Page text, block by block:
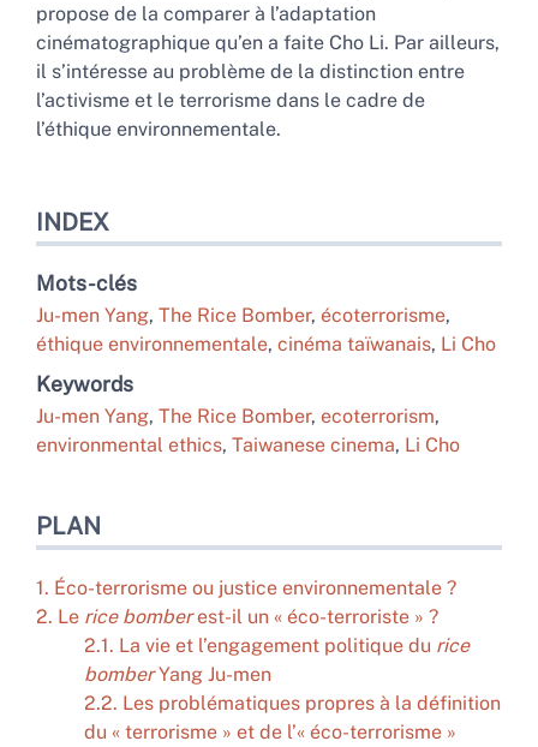
propose de la comparer à l’adaptation
cinématographique qu’en a faite Cho Li. Par ailleurs,
il s’intéresse au problème de la distinction entre
l’activisme et le terrorisme dans le cadre de
l’éthique environnementale.
INDEX
Mots-clés
Ju-men Yang, The Rice Bomber, écoterrorisme,
éthique environnementale, cinéma taïwanais, Li Cho
Keywords
Ju-men Yang, The Rice Bomber, ecoterrorism,
environmental ethics, Taiwanese cinema, Li Cho
PLAN
1. Éco-terrorisme ou justice environnementale ?
2. Le rice bomberest-il un « éco-terroriste » ?
2.1. La vie et l’engagement politique du rice
bomberYang Ju-men
2.2. Les problématiques propres à la définition
du « terrorisme » et de l’« éco-terrorisme »